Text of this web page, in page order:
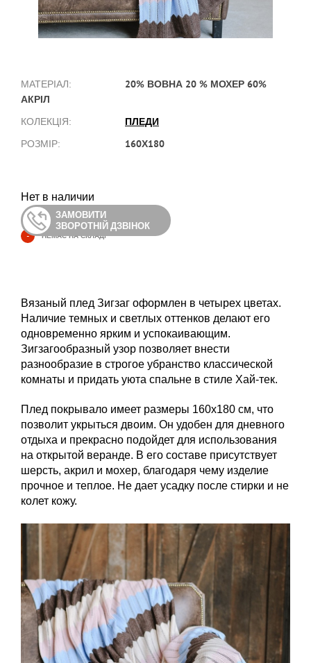
МАТЕРІАЛ:
20% ВОВНА 20 % МОХЕР 60%
АКРІЛ
КОЛЕКЦІЯ: ПЛЕДИ
РОЗМІР: 160Х180
Нет в наличии
ЗАМОВИТИ
ЗВОРОТНІЙ ДЗВІНОК
- НЕМАЄ НА СКЛАДІ
Вязаный плед Зигзаг оформлен в четырех цветах.
Наличие темных и светлых оттенков делают его
одновременно ярким и успокаивающим.
Зигзагообразный узор позволяет внести
разнообразие в строгое убранство классической
комнаты и придать уюта спальне в стиле Хай-тек.
Плед покрывало имеет размеры 160х180 см, что
позволит укрыться двоим. Он удобен для дневного
отдыха и прекрасно подойдет для использования
на открытой веранде. В его составе присутствует
шерсть, акрил и мохер, благодаря чему изделие
прочное и теплое. Не дает усадку после стирки и не
колет кожу.